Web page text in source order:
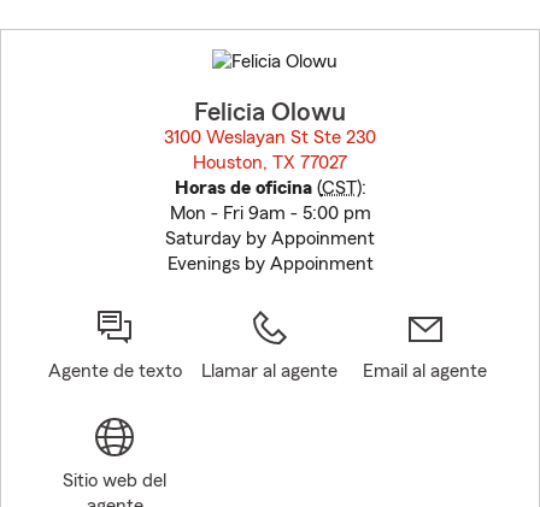
to
before
Felicia Olowu
3100 Weslayan St Ste 230
Houston, TX 77027
Horas de oficina(CST):
Mon - Fri 9am - 5:00 pm
Saturday by Appoinment
Evenings by Appoinment
Agente de texto Llamar al agente Email al agente
Sitio web del